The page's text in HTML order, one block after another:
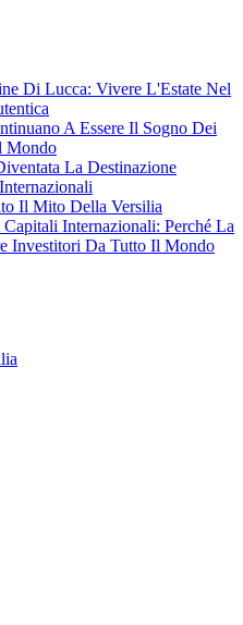
Di Lucca: Vivere L'Estate Nel
A Essere Il Sogno Dei
Mondo
La Destinazione
Il Mito Della Versilia
Internazionali: Perché La
Investitori Da Tutto Il Mondo